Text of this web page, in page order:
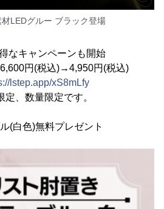
LEDグルー ブラック登場
なキャンペーンも開始
円(税込)→4,950円(税込)
lstep.app/xS8mLfy
、数量限定です。
(白色)無料プレゼント